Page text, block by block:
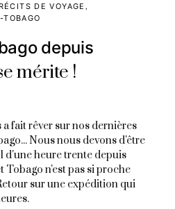
RÉCITS DE VOYAGE
depuis
mérite !
fait rêver sur nos dernières
Nous nous devons d'être
d'une heure trente depuis
n'est pas si proche
sur une expédition qui